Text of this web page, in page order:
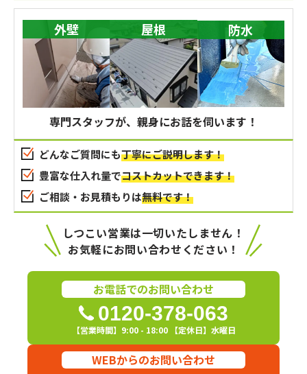
外壁 屋根 防水
専門スタッフが、親身にお話を伺います！
どんなご質問にも丁寧にご説明します！
豊富な仕入れ量でコストカットできます！
ご相談・お見積もりは無料です！
しつこい営業は一切いたしません！
お気軽にお問い合わせください！
お電話でのお問い合わせ
0120-378-063
【営業時間】9:00 - 18:00 【定休日】水曜日
WEBからのお問い合わせ